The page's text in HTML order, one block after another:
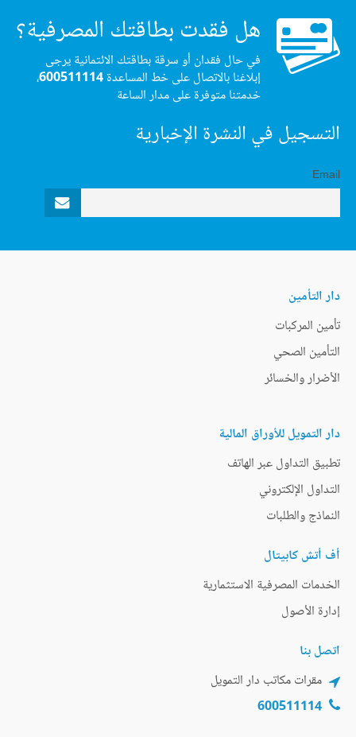
هل فقدت بطاقتك المصرفية؟
في حال فقدان أو سرقة بطاقتك الائتمانية يرجى
إبلاغنا بالاتصال على خط المساعدة600511114،
خدمتنا متوفرة على مدار الساعة
التسجيل في النشرة الإخبارية
Email
دار التأمين
تأمين المركبات
التأمين الصحي
الأضرار والخسائر
دار التمويل للأوراق المالية
تطبيق التداول عبر الهاتف
التداول الإلكتروني
النماذج والطلبات
أف أتش كابيتال
الخدمات المصرفية الاستثمارية
إدارة الأصول
اتصل بنا
مقرات مكاتب دار التمويل
600511114